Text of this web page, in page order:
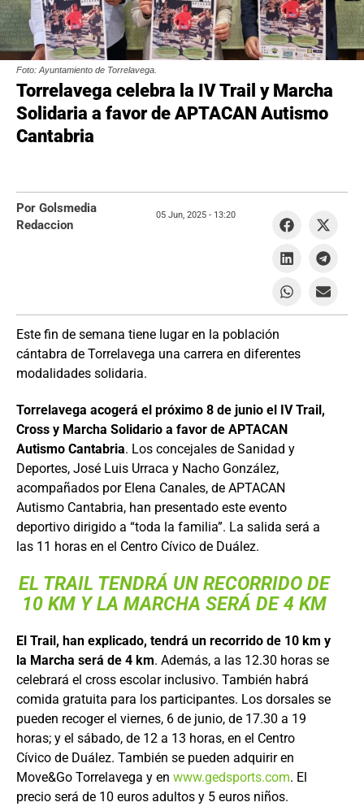
Foto: Ayuntamiento de Torrelavega.
Torrelavega celebra la IV Trail y Marcha
Solidaria a favor de APTACAN Autismo
Cantabria
Este fin de semana tiene lugar en la población
cántabra de Torrelavega una carrera en diferentes
modalidades solidaria.
Torrelavega acogerá el próximo 8 de junio el IV Trail,
Cross y Marcha Solidario a favor de APTACAN
Autismo Cantabria. Los concejales de Sanidad y
Deportes, José Luis Urraca y Nacho González,
acompañados por Elena Canales, de APTACAN
Autismo Cantabria, han presentado este evento
deportivo dirigido a “toda la familia”. La salida será a
las 11 horas en el Centro Cívico de Duález.
EL TRAIL TENDRÁ UN RECORRIDO DE
10 KM Y LA MARCHA SERÁ DE 4 KM
El Trail, han explicado, tendrá un recorrido de 10 km y
la Marcha será de 4 km. Además, a las 12.30 horas se
celebrará el cross escolar inclusivo. También habrá
comida gratuita para los participantes. Los dorsales se
pueden recoger el viernes, 6 de junio, de 17.30 a 19
horas; y el sábado, de 12 a 13 horas, en el Centro
Cívico de Duález. También se pueden adquirir en
Move&Go Torrelavega y en www.gedsports.com. El
precio será de 10 euros adultos y 5 euros niños.
Por Golsmedia
Redaccion
05 Jun, 2025 - 13:20